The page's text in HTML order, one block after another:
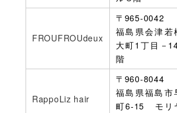
FROUFROUdeux
〒965-0042
福島県会津若
大町1丁目－
階
RappoLiz hair
〒960-8044
福島県福島市
町6-15 モリ